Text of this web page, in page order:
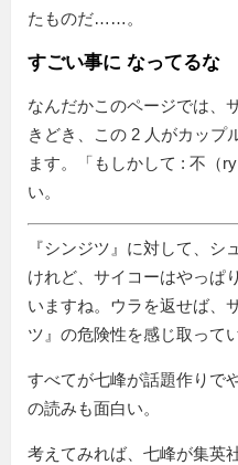
たものだ……。
すごい事に なってるな
なんだかこのページでは、
きどき、この 2 人がカップ
ます。「もしかして : 不（
い。
『シンジツ』に対して、シ
けれど、サイコーはやっぱ
いますね。ウラを返せば、
ツ』の危険性を感じ取って
すべてが七峰が話題作りで
の読みも面白い。
考えてみれば、七峰が集英